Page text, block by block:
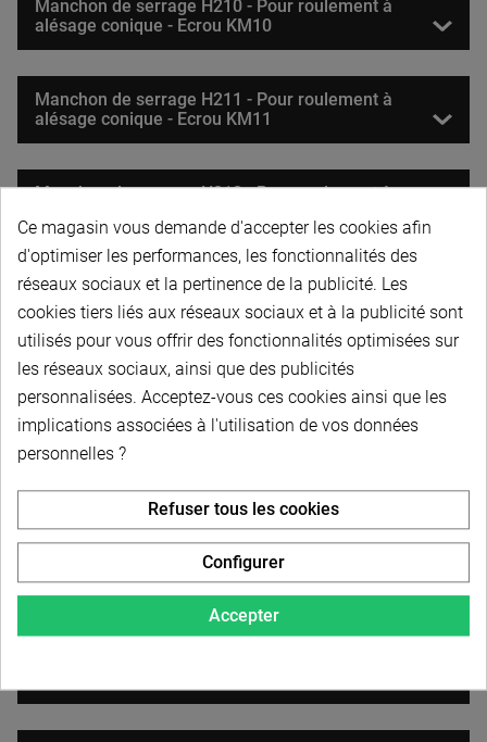
Manchon de serrage H210 - Pour roulement à
alésage conique - Ecrou KM10
Manchon de serrage H211 - Pour roulement à
alésage conique - Ecrou KM11
Manchon de serrage H212 - Pour roulement à
Manchon de serrage H213 - Pour roulement à
alésage conique - Ecrou KM13
Manchon de serrage H214 - Pour roulement à
alésage conique - Ecrou KM14
alésage conique - Ecrou KM16
Manchon de serrage H217 - Pour roulement à
alésage conique - Ecrou KM17
Ce magasin vous demande d'accepter les cookies afin
d'optimiser les performances, les fonctionnalités des
réseaux sociaux et la pertinence de la publicité. Les
cookies tiers liés aux réseaux sociaux et à la publicité sont
utilisés pour vous offrir des fonctionnalités optimisées sur
les réseaux sociaux, ainsi que des publicités
personnalisées. Acceptez-vous ces cookies ainsi que les
implications associées à l'utilisation de vos données
personnelles ?
Accepter
Refuser tous les cookies
Configurer